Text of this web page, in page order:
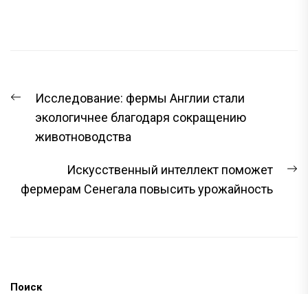
ПО
ЗАПИСЯМ
Предыдущая
запись:
Исследование: фермы Англии стали
экологичнее благодаря сокращению
животноводства
Искусственный интеллект поможет
фермерам Сенегала повысить урожайность
Поиск